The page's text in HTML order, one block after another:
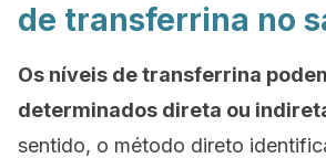
de transferrina no
Os níveis de transferrina
determinados direta ou
sentido, o método direto